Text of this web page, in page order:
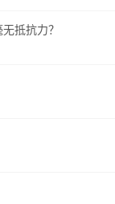
抵抗力？